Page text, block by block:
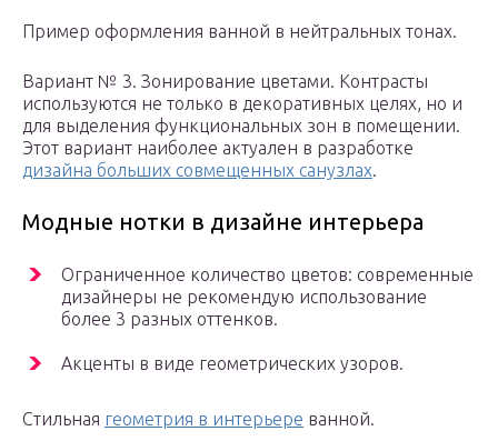
Пример оформления ванной в нейтральных тонах.
Вариант № 3. Зонирование цветами. Контрасты
используются не только в декоративных целях, но и
для выделения функциональных зон в помещении.
Этот вариант наиболее актуален в разработке
дизайна больших совмещенных санузлах.
Модные нотки в дизайне интерьера
Ограниченное количество цветов: современные
дизайнеры не рекомендую использование
более 3 разных оттенков.
Акценты в виде геометрических узоров.
Стильная геометрия в интерьере ванной.